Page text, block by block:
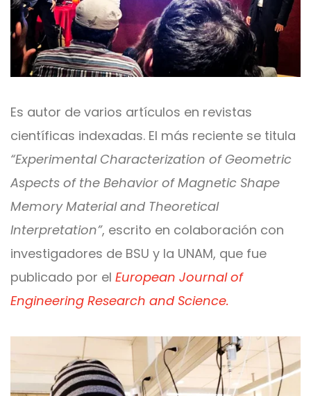
Es autor de varios artículos en revistas
científicas indexadas. El más reciente se titula
“Experimental Characterization of Geometric
Aspects of the Behavior of Magnetic Shape
Memory Material and Theoretical
Interpretation”, escrito en colaboración con
investigadores de BSU y la UNAM, que fue
publicado por el European Journal of
Engineering Research and Science.